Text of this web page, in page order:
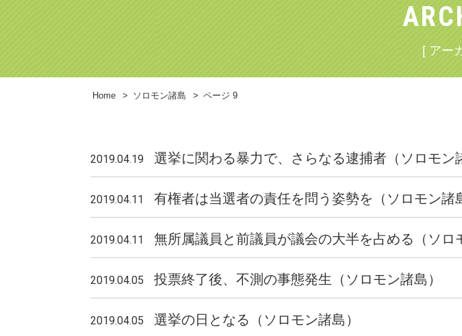
[ アー
Home > ソロモン諸島 > ページ 9
2019.04.19 選挙に関わる暴力で、さらなる逮捕者（ソロモン
2019.04.11 有権者は当選者の責任を問う姿勢を（ソロモン諸
2019.04.11 無所属議員と前議員が議会の大半を占める（ソロ
2019.04.05 投票終了後、不測の事態発生（ソロモン諸島）
2019.04.05 選挙の日となる（ソロモン諸島）